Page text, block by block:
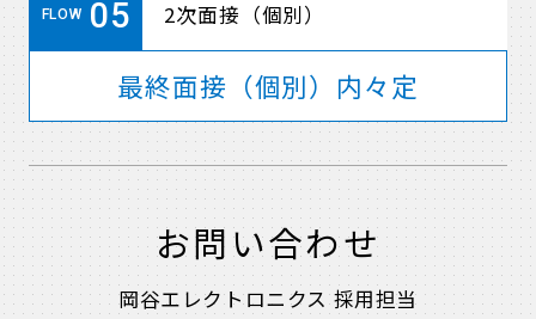
FLOW 05 2次面接（個別）
最終面接（個別）内々定
お問い合わせ
岡谷エレクトロニクス 採用担当